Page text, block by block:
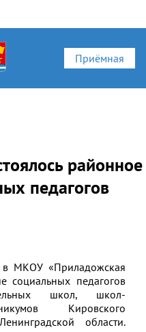
Приёмная
районное
педагогов
МКОУ «Приладожская
социальных педагогов
школ, школ-
Кировского
области.